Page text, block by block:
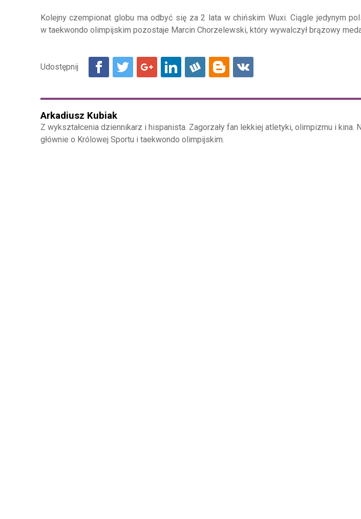
Kolejny czempionat globu ma odbyć się za 2 lata w chińskim Wuxi. Ciągle jedynym
w taekwondo olimpijskim pozostaje Marcin Chorzelewski, który wywalczył brązowy
Arkadiusz Kubiak
Z wykształcenia dziennikarz i hispanista. Zagorzały fan lekkiej atletyki, olimpizmu i kina.
głównie o Królowej Sportu i taekwondo olimpijskim.